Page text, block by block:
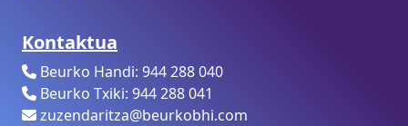
Kontaktua
Beurko Handi: 944 288 040
Beurko Txiki: 944 288 041
zuzendaritza@beurkobhi.com